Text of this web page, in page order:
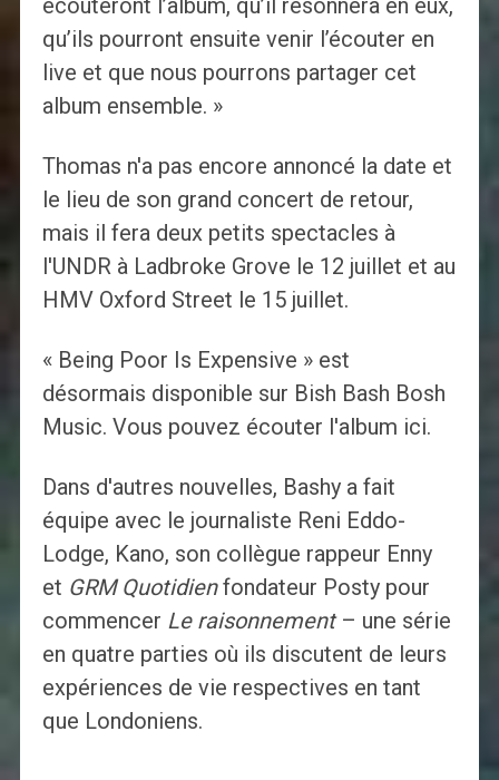
qu’ils pourront ensuite venir l’écouter en
live et que nous pourrons partager cet
album ensemble. »
Thomas n'a pas encore annoncé la date et
le lieu de son grand concert de retour,
mais il fera deux petits spectacles à
l'UNDR à Ladbroke Grove le 12 juillet et au
HMV Oxford Street le 15 juillet.
« Being Poor Is Expensive » est
désormais disponible sur Bish Bash Bosh
Music. Vous pouvez écouter l'album ici.
Dans d'autres nouvelles, Bashy a fait
équipe avec le journaliste Reni Eddo-
Lodge, Kano, son collègue rappeur Enny
et GRM Quotidienfondateur Posty pour
commencer Le raisonnement – une série
en quatre parties où ils discutent de leurs
expériences de vie respectives en tant
que Londoniens.